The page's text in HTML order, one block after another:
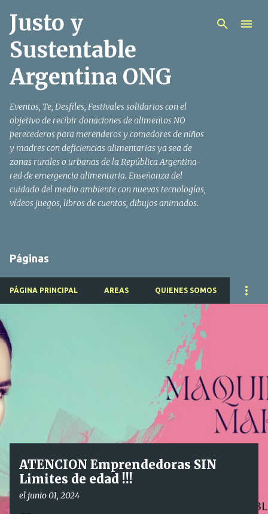
Justo y
Sustentable
Argentina ONG
Eventos, Te, Desfiles, Festivales solidarios con el
objetivo de recibir donaciones de alimentos NO
perecederos para merenderos y comedores de niños
y madres con deficiencias alimentarias ya sea de
zonas rurales o urbanas de la República Argentina-
red de emergencia alimentaria. Enseñanza del
cuidado del medio ambiente con nuevas tecnologías,
vídeos juegos, libros de cuentos, dibujos animados.
Páginas
PÁGINA PRINCIPAL AREAS QUIENES SOMOS
E
n
a
d
a
ATENCION Emprendedoras SIN
Limites de edad !!!
el junio 01, 2024